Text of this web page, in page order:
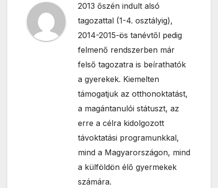
2013 őszén indult alsó
tagozattal (1-4. osztályig),
2014-2015-ös tanévtől pedig
felmenő rendszerben már
felső tagozatra is beírathatók
a gyerekek. Kiemelten
támogatjuk az otthonoktatást,
a magántanulói státuszt, az
erre a célra kidolgozott
távoktatási programunkkal,
mind a Magyarországon, mind
a külföldön élő gyermekek
számára.